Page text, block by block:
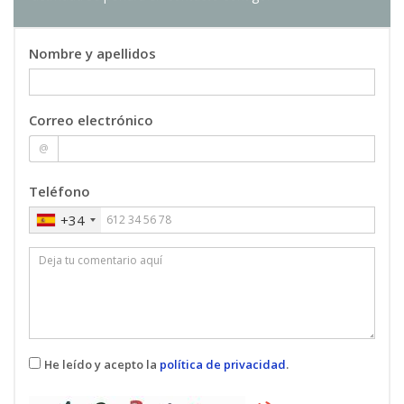
sector
José Aguilar Herrando
Universidad
José Javier Andres Parriego: Profesional del
sector
del sector
Eduardo Orellana Alonso: Profesional del
Nombre y apellidos
Correo electrónico
@
Teléfono
+34
He leído y acepto la política de privacidad.